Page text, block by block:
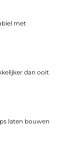
met
dan ooit
laten bouwen